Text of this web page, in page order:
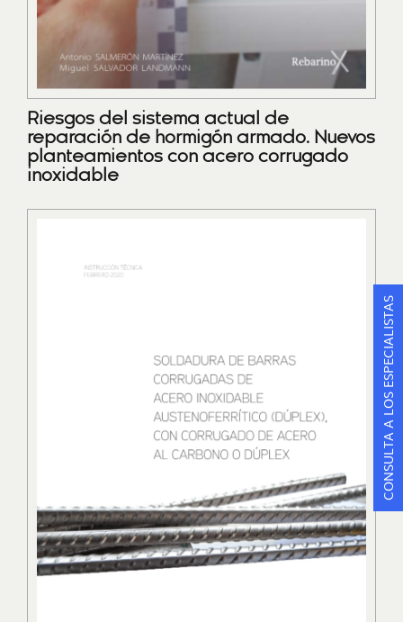
Riesgos del sistema actual de
reparación de hormigón armado. Nuevos
planteamientos con acero corrugado
inoxidable
CONSULTA A LOS ESPECIALISTAS